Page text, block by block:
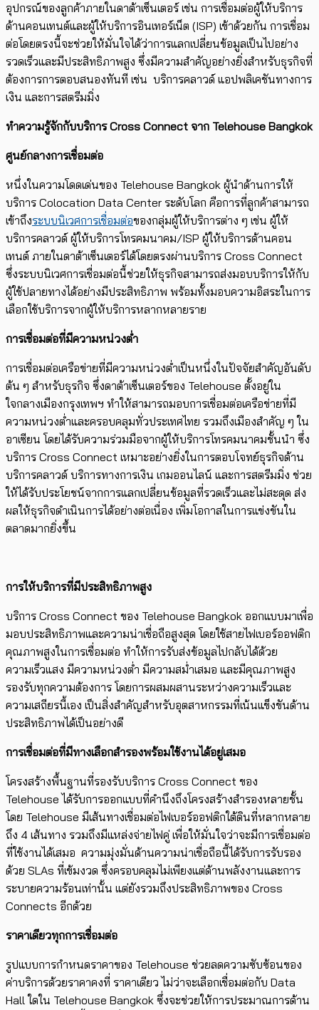
อุปกรณ์ของลูกค้าภายในดาต้าเซ็นเตอร์ เช่น การเชื่อมต่อผู้ให้บริการ
ด้านคอนเทนต์และผู้ให้บริการอินเทอร์เน็ต (ISP) เข้าด้วยกัน การเชื่อม
ต่อโดยตรงนี้จะช่วยให้มั่นใจได้ว่าการแลกเปลี่ยนข้อมูลเป็นไปอย่าง
รวดเร็วและมีประสิทธิภาพสูง ซึ่งมีความสำคัญอย่างยิ่งสำหรับธุรกิจที่
ต้องการการตอบสนองทันที เช่น บริการคลาวด์ แอปพลิเคชันทางการ
เงิน และการสตรีมมิ่ง
ทำความรู้จักกับบริการCross Connect จาก Telehouse Bangkok
ศูนย์กลางการเชื่อมต่อ
หนึ่งในความโดดเด่นของ Telehouse Bangkok ผู้นำด้านการให้
บริการ Colocation Data Center ระดับโลก คือการที่ลูกค้าสามารถ
เข้าถึงระบบนิเวศการเชื่อมต่อของกลุ่มผู้ให้บริการต่าง ๆ เช่น ผู้ให้
บริการคลาวด์ ผู้ให้บริการโทรคมนาคม/ISP ผู้ให้บริการด้านคอน
เทนต์ ภายในดาต้าเซ็นเตอร์ได้โดยตรงผ่านบริการ Cross Connect
ซึ่งระบบนิเวศการเชื่อมต่อนี้ช่วยให้ธุรกิจสามารถส่งมอบบริการให้กับ
ผู้ใช้ปลายทางได้อย่างมีประสิทธิภาพ พร้อมทั้งมอบความอิสระในการ
เลือกใช้บริการจากผู้ให้บริการหลากหลายราย
การเชื่อมต่อที่มีความหน่วงต่ำ
การเชื่อมต่อเครือข่ายที่มีความหน่วงต่ำเป็นหนึ่งในปัจจัยสำคัญอันดับ
ต้น ๆ สำหรับธุรกิจ ซึ่งดาต้าเซ็นเตอร์ของ Telehouse ตั้งอยู่ใน
ใจกลางเมืองกรุงเทพฯ ทำให้สามารถมอบการเชื่อมต่อเครือข่ายที่มี
ความหน่วงต่ำและครอบคลุมทั่วประเทศไทย รวมถึงเมืองสำคัญ ๆ ใน
อาเซียน โดยได้รับความร่วมมือจากผู้ให้บริการโทรคมนาคมชั้นนำ ซึ่ง
บริการ Cross Connect เหมาะอย่างยิ่งในการตอบโจทย์ธุรกิจด้าน
บริการคลาวด์ บริการทางการเงิน เกมออนไลน์ และการสตรีมมิ่ง ช่วย
ให้ได้รับประโยชน์จากการแลกเปลี่ยนข้อมูลที่รวดเร็วและไม่สะดุด ส่ง
ผลให้ธุรกิจดำเนินการได้อย่างต่อเนื่อง เพิ่มโอกาสในการแข่งขันใน
ตลาดมากยิ่งขึ้น
การให้บริการที่มีประสิทธิภาพสูง
บริการ Cross Connect ของ Telehouse Bangkok ออกแบบมาเพื่อ
มอบประสิทธิภาพและความน่าเชื่อถือสูงสุด โดยใช้สายไฟเบอร์ออฟติก
คุณภาพสูงในการเชื่อมต่อ ทำให้การรับส่งข้อมูลไปกลับได้ด้วย
ความเร็วแสง มีความหน่วงต่ำ มีความสม่ำเสมอ และมีคุณภาพสูง
รองรับทุกความต้องการ โดยการผสมผสานระหว่างความเร็วและ
ความเสถียรนี้เอง เป็นสิ่งสำคัญสำหรับอุตสาหกรรมที่เน้นแข็งขันด้าน
ประสิทธิภาพได้เป็นอย่างดี
การเชื่อมต่อที่มีทางเลือกสำรองพร้อมใช้งานได้อยู่เสมอ
โครงสร้างพื้นฐานที่รองรับบริการ Cross Connect ของ
Telehouse ได้รับการออกแบบที่คำนึงถึงโครงสร้างสำรองหลายชั้น
โดย Telehouse มีเส้นทางเชื่อมต่อไฟเบอร์ออฟติกใต้ดินที่หลากหลาย
ถึง 4 เส้นทาง รวมถึงมีแหล่งจ่ายไฟคู่ เพื่อให้มั่นใจว่าจะมีการเชื่อมต่อ
ที่ใช้งานได้เสมอ ความมุ่งมั่นด้านความน่าเชื่อถือนี้ได้รับการรับรอง
ด้วย SLAs ที่เข้มงวด ซึ่งครอบคลุมไม่เพียงแต่ด้านพลังงานและการ
ระบายความร้อนเท่านั้น แต่ยังรวมถึงประสิทธิภาพของ Cross
Connects อีกด้วย
ราคาเดียวทุกการเชื่อมต่อ
รูปแบบการกำหนดราคาของ Telehouse ช่วยลดความซับซ้อนของ
ค่าบริการด้วยราคาคงที่ ราคาเดียว ไม่ว่าจะเลือกเชื่อมต่อกับ Data
Hall ใดใน Telehouse Bangkok ซึ่งจะช่วยให้การประมาณการด้าน